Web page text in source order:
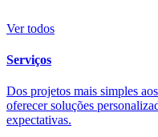
Ver todos
Serviços
Dos projetos mais simples
oferecer soluções
expectativas.